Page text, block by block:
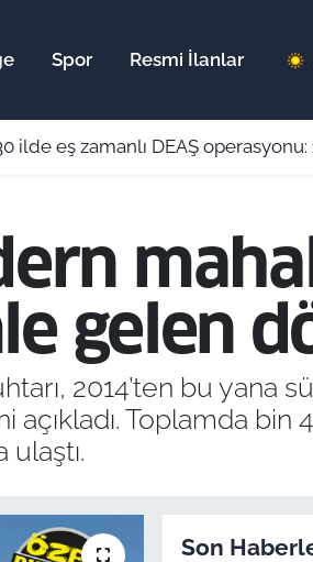
Spor Resmi İlanlar
ilde eş zamanlı DEAŞ operasyonu:
gelen
2014’ten bu yana
Toplamda bin
Son